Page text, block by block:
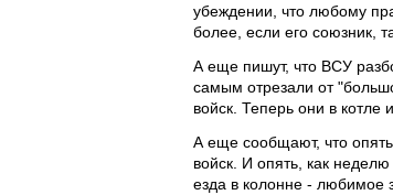
убеждении, что любому
более, если его союзник,
А еще пишут, что ВСУ
самым отрезали от
войск. Теперь они в котле
А еще сообщают, что
войск. И опять, как
езда в колонне - любимое